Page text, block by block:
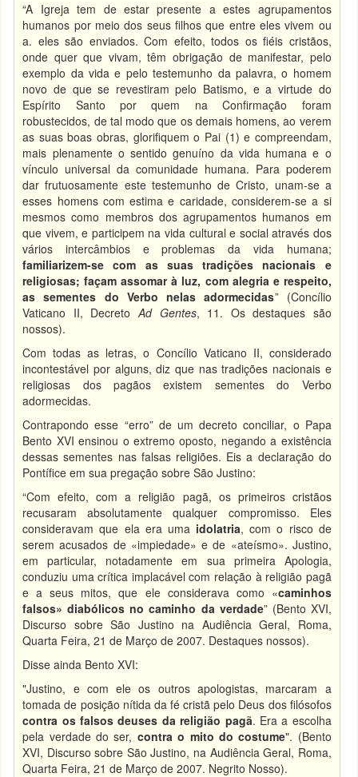
“A Igreja tem de estar presente a estes agrupamentos
humanos por meio dos seus filhos que entre eles vivem ou
a. eles são enviados. Com efeito, todos os fiéis cristãos,
onde quer que vivam, têm obrigação de manifestar, pelo
exemplo da vida e pelo testemunho da palavra, o homem
novo de que se revestiram pelo Batismo, e a virtude do
Espírito Santo por quem na Confirmação foram
robustecidos, de tal modo que os demais homens, ao verem
as suas boas obras, glorifiquem o Pai (1) e compreendam,
mais plenamente o sentido genuíno da vida humana e o
vínculo universal da comunidade humana. Para poderem
dar frutuosamente este testemunho de Cristo, unam-se a
esses homens com estima e caridade, considerem-se a si
mesmos como membros dos agrupamentos humanos em
que vivem, e participem na vida cultural e social através dos
vários intercâmbios e problemas da vida humana;
familiarizem-se com as suas tradições nacionais e
religiosas; façam assomar à luz, com alegria e respeito,
as sementes do Verbo nelas adormecidas” (Concílio
Vaticano II, DecretoAd Gentes, 11. Os destaques são
nossos).
Com todas as letras, o Concílio Vaticano II, considerado
incontestável por alguns, diz que nas tradições nacionais e
religiosas dos pagãos existem sementes do Verbo
adormecidas.
Contrapondo esse “erro” de um decreto conciliar, o Papa
Bento XVI ensinou o extremo oposto, negando a existência
dessas sementes nas falsas religiões. Eis a declaração do
Pontífice em sua pregação sobre São Justino:
“Com efeito, com a religião pagã, os primeiros cristãos
recusaram absolutamente qualquer compromisso. Eles
consideravam que ela era uma idolatria, com o risco de
serem acusados de «impiedade» e de «ateísmo». Justino,
em particular, notadamente em sua primeira Apologia,
conduziu uma crítica implacável com relação à religião pagã
e a seus mitos, que ele considerava como «caminhos
falsos» diabólicos no caminho da verdade” (Bento XVI,
Discurso sobre São Justino na Audiência Geral, Roma,
Quarta Feira, 21 de Março de 2007. Destaques nossos).
Disse ainda Bento XVI:
"Justino, e com ele os outros apologistas, marcaram a
tomada de posição nítida da fé cristã pelo Deus dos filósofos
contra os falsos deuses da religião pagã. Era a escolha
pela verdade do ser, contra o mito do costume". (Bento
XVI, Discurso sobre São Justino, na Audiência Geral, Roma,
Quarta Feira, 21 de Março de 2007. Negrito Nosso).